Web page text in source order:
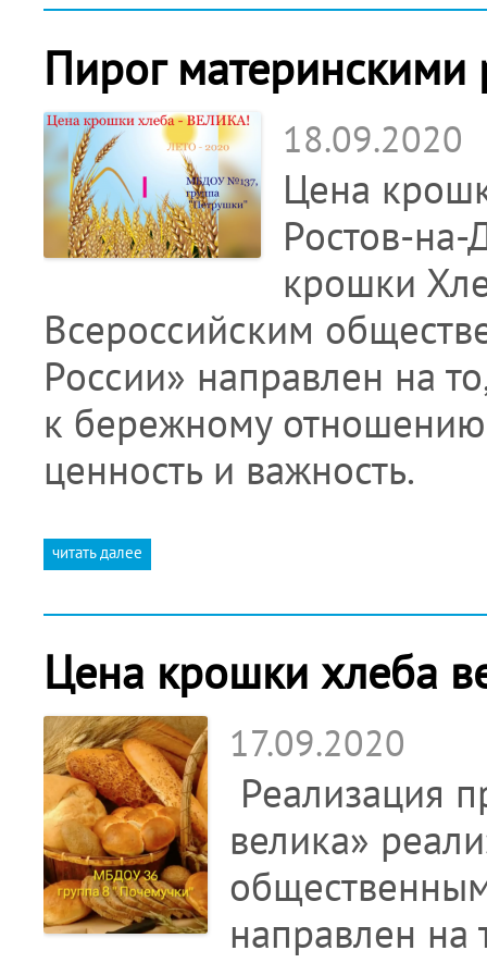
Пирог материнскими
18.09.2020
Цена
Ростов-
крошки
Всероссийским
России» направлен на
к бережному отношению
ценность и важность.
читать далее
Цена крошки хлеба
17.09.2020
Реализация
велика»
направлен на